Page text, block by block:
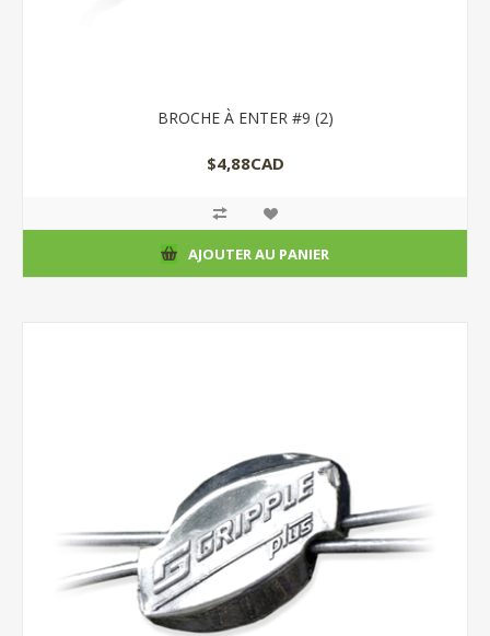
BROCHE À ENTER #9 (2)
$4,88CAD
AJOUTER AU PANIER